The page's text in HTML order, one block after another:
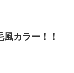
カラー！！